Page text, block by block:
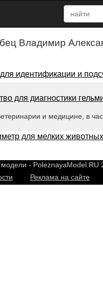
Владимир
идентификации и
для диагностики
и медицине, в
для мелких животных
- PoleznayaModel.RU
Реклама на сайте